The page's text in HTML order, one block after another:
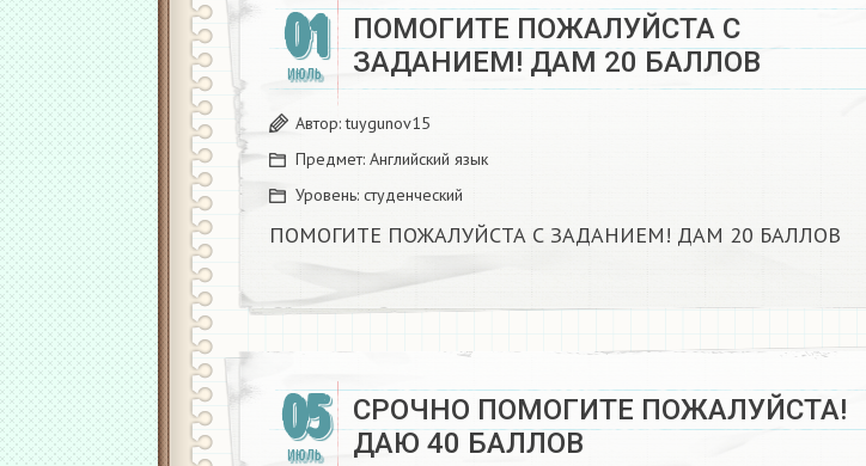
01
ИЮЛЬ
ПОМОГИТЕ ПОЖАЛУЙСТА С
ЗАДАНИЕМ! ДАМ 20 БАЛЛОВ ​
Автор:tuygunov15
Предмет: Английский язык
Уровень: студенческий
ПОМОГИТЕ ПОЖАЛУЙСТА С ЗАДАНИЕМ! ДАМ 20 БАЛЛОВ ​
05
ИЮЛЬ
СРОЧНО ПОМОГИТЕ ПОЖАЛУЙСТА!
ДАЮ 40 БАЛЛОВ​